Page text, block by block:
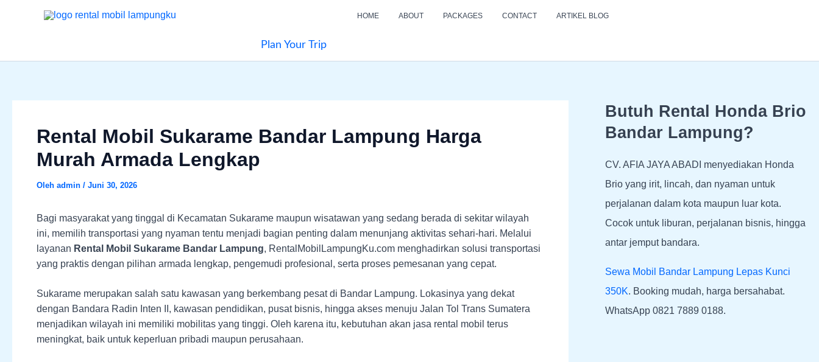
HOME ABOUT PACKAGES CONTACT ARTIKEL BLOG
Plan Your Trip
Rental Mobil Sukarame Bandar Lampung Harga
Murah Armada Lengkap
Oleh admin / Juni 30, 2026
Bagi masyarakat yang tinggal di Kecamatan Sukarame maupun wisatawan yang sedang berada di sekitar wilayah
ini, memilih transportasi yang nyaman tentu menjadi bagian penting dalam menunjang aktivitas sehari-hari. Melalui
layanan Rental Mobil Sukarame Bandar Lampung, RentalMobilLampungKu.com menghadirkan solusi transportasi
yang praktis dengan pilihan armada lengkap, pengemudi profesional, serta proses pemesanan yang cepat.
Sukarame merupakan salah satu kawasan yang berkembang pesat di Bandar Lampung. Lokasinya yang dekat
dengan Bandara Radin Inten II, kawasan pendidikan, pusat bisnis, hingga akses menuju Jalan Tol Trans Sumatera
menjadikan wilayah ini memiliki mobilitas yang tinggi. Oleh karena itu, kebutuhan akan jasa rental mobil terus
meningkat, baik untuk keperluan pribadi maupun perusahaan.
Butuh Rental Honda Brio
Bandar Lampung?
CV. AFIA JAYA ABADI menyediakan Honda
Brio yang irit, lincah, dan nyaman untuk
perjalanan dalam kota maupun luar kota.
Cocok untuk liburan, perjalanan bisnis, hingga
antar jemput bandara.
Sewa Mobil Bandar Lampung Lepas Kunci
350K. Booking mudah, harga bersahabat.
WhatsApp 0821 7889 0188.